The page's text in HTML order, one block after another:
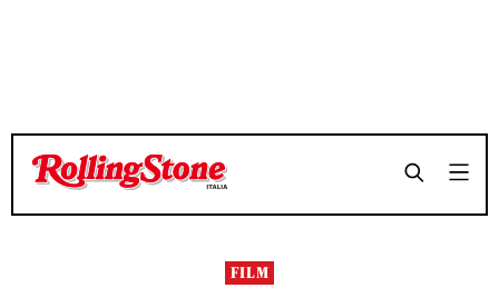
TEMPO DI LETTURA 6 MINUTI SHARE
TEMPO DI LETTURA 6 MINUTI SHARE
FILM